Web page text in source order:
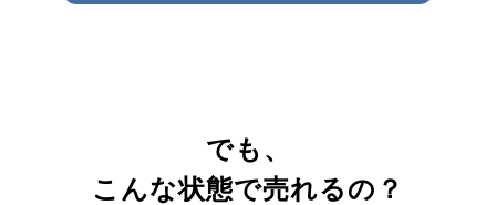
でも、
こんな状態で売れるの？